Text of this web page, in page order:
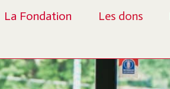
La Fondation Les dons